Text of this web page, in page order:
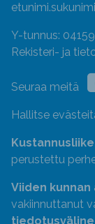
Y-tunnus:
Rekisteri- ja
Seuraa meitä
Hallitse
perustettu
Viiden
vakiinnuttanut